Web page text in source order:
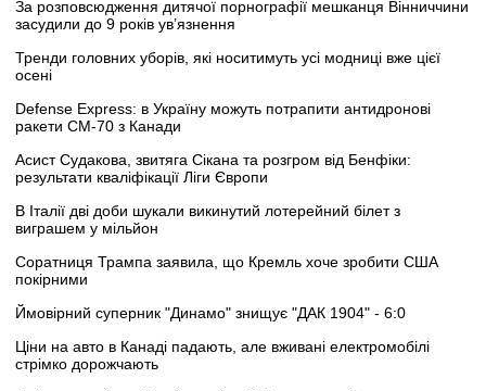
За розповсюдження дитячої порнографії мешканця Вінниччини
засудили до 9 років ув’язнення
Тренди головних уборів, які носитимуть усі модниці вже цієї
осені
Defense Express: в Україну можуть потрапити антидронові
ракети CM-70 з Канади
Асист Судакова, звитяга Сікана та розгром від Бенфіки:
результати кваліфікації Ліги Європи
В Італії дві доби шукали викинутий лотерейний білет з
виграшем у мільйон
Соратниця Трампа заявила, що Кремль хоче зробити США
покірними
Ймовірний суперник "Динамо" знищує "ДАК 1904" - 6:0
Ціни на авто в Канаді падають, але вживані електромобілі
стрімко дорожчають